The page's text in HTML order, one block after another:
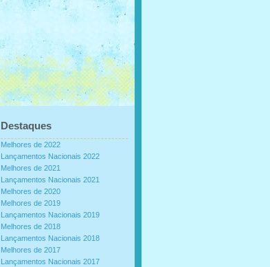
Destaques
Melhores de 2022
Lançamentos Nacionais 2022
Melhores de 2021
Lançamentos Nacionais 2021
Melhores de 2020
Melhores de 2019
Lançamentos Nacionais 2019
Melhores de 2018
Lançamentos Nacionais 2018
Melhores de 2017
Lançamentos Nacionais 2017